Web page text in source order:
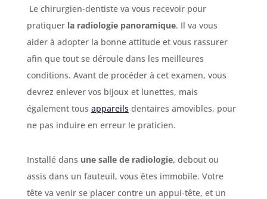
Le chirurgien-dentiste va vous recevoir pour
pratiquer la radiologie panoramique. Il va vous
aider à adopter la bonne attitude et vous rassurer
afin que tout se déroule dans les meilleures
conditions. Avant de procéder à cet examen, vous
devrez enlever vos bijoux et lunettes, mais
également tous appareilsdentaires amovibles, pour
ne pas induire en erreur le praticien.
Installé dans une salle de radiologie, debout ou
assis dans un fauteuil, vous êtes immobile. Votre
tête va venir se placer contre un appui-tête, et un